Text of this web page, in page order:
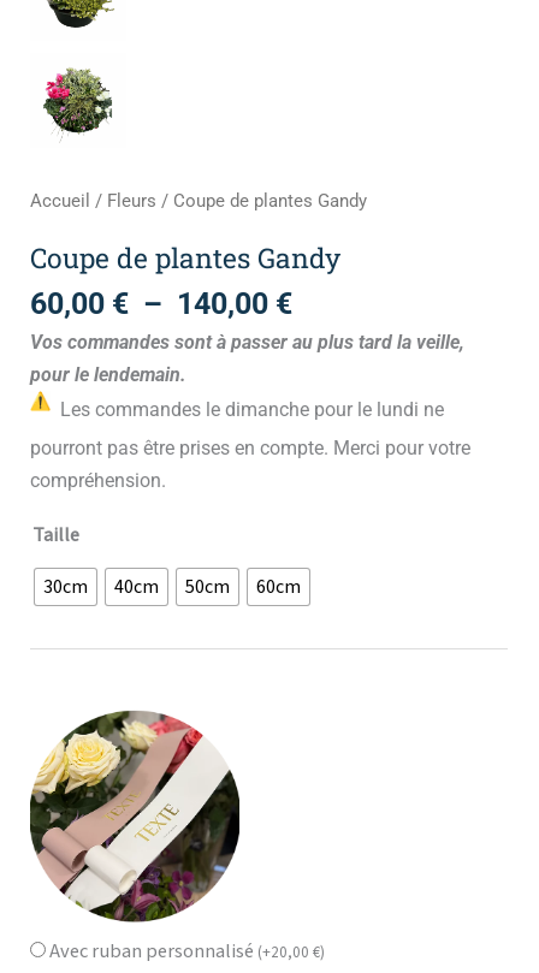
Accueil / Fleurs / Coupe de plantes Gandy
Coupe de plantes Gandy
60,00 € – 140,00 €
Vos commandes sont à passer au plus tard la veille,
pour le lendemain.
Les commandes le dimanche pour le lundi ne
pourront pas être prises en compte. Merci pour votre
compréhension.
Taille
30cm 40cm 50cm 60cm
Avec ruban personnalisé (+20,00€)